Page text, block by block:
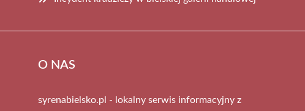
O NAS
syrenabielsko.pl - lokalny serwis informacyjny z